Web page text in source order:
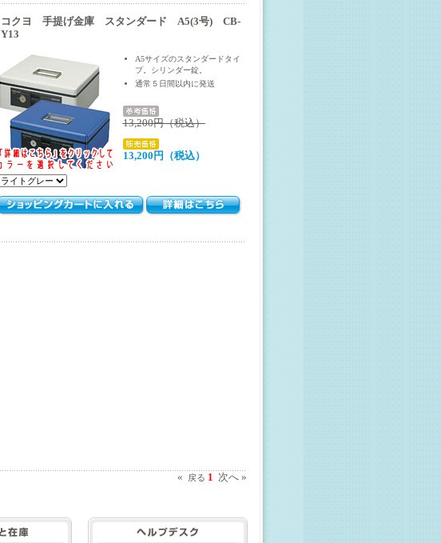
コクヨ 手提げ金庫 スタンダード A5(3号) CB-
Y13
A5サイズのスタンダードタイ
プ。シリンダー錠。
通常５日間以内に発送
13,200円（税込）
13,200円（税込）
« 戻る 1 次へ »